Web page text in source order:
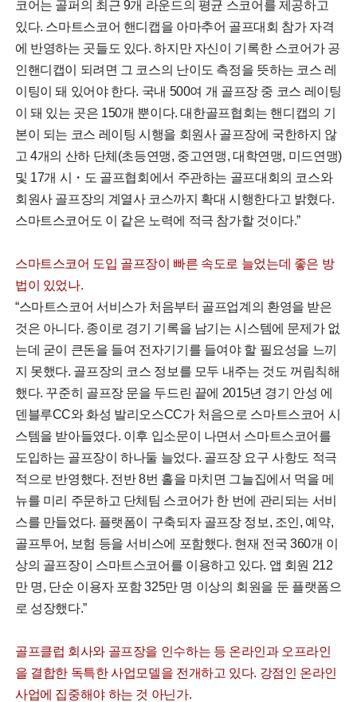
코어는 골퍼의 최근 9개 라운드의 평균 스코어를 제공하고
있다. 스마트스코어 핸디캡을 아마추어 골프대회 참가 자격
에 반영하는 곳들도 있다. 하지만 자신이 기록한 스코어가 공
인핸디캡이 되려면 그 코스의 난이도 측정을 뜻하는 코스 레
이팅이 돼 있어야 한다. 국내 500여 개 골프장 중 코스 레이팅
이 돼 있는 곳은 150개 뿐이다. 대한골프협회는 핸디캡의 기
본이 되는 코스 레이팅 시행을 회원사 골프장에 국한하지 않
고 4개의 산하 단체(초등연맹, 중고연맹, 대학연맹, 미드연맹)
및 17개 시・도 골프협회에서 주관하는 골프대회의 코스와
회원사 골프장의 계열사 코스까지 확대 시행한다고 밝혔다.
스마트스코어도 이 같은 노력에 적극 참가할 것이다.”
스마트스코어 도입 골프장이 빠른 속도로 늘었는데 좋은 방
법이 있었나.
“스마트스코어 서비스가 처음부터 골프업계의 환영을 받은
것은 아니다. 종이로 경기 기록을 남기는 시스템에 문제가 없
는데 굳이 큰돈을 들여 전자기기를 들여야 할 필요성을 느끼
지 못했다. 골프장의 코스 정보를 모두 내주는 것도 꺼림칙해
했다. 꾸준히 골프장 문을 두드린 끝에 2015년 경기 안성 에
덴블루CC와 화성 발리오스CC가 처음으로 스마트스코어 시
스템을 받아들였다. 이후 입소문이 나면서 스마트스코어를
도입하는 골프장이 하나둘 늘었다. 골프장 요구 사항도 적극
적으로 반영했다. 전반 8번 홀을 마치면 그늘집에서 먹을 메
뉴를 미리 주문하고 단체팀 스코어가 한 번에 관리되는 서비
스를 만들었다. 플랫폼이 구축되자 골프장 정보, 조인, 예약,
골프투어, 보험 등을 서비스에 포함했다. 현재 전국 360개 이
상의 골프장이 스마트스코어를 이용하고 있다. 앱 회원 212
만 명, 단순 이용자 포함 325만 명 이상의 회원을 둔 플랫폼으
로 성장했다.”
골프클럽 회사와 골프장을 인수하는 등 온라인과 오프라인
을 결합한 독특한 사업모델을 전개하고 있다. 강점인 온라인
사업에 집중해야 하는 것 아닌가.